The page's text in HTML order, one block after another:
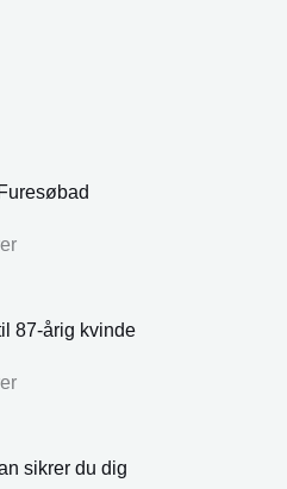
87-årig kvinde
sikrer du dig